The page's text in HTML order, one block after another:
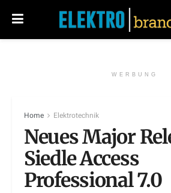
WERBUNG
Home Elektrotechnik
Neues Major
Siedle Access
Professional 7.0